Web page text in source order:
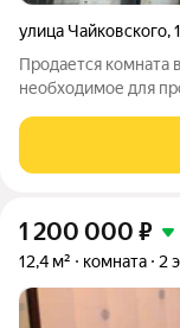
улица Чайковского,
Продается комната
необходимое для
капитальный
трамвая, автобусов,
1 200 000 ₽
12,4 м² комната 2